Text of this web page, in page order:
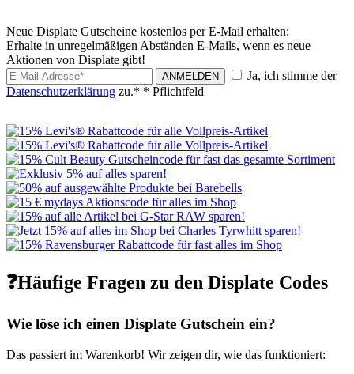
Neue Displate Gutscheine kostenlos per E-Mail erhalten:
Erhalte in unregelmäßigen Abständen E-Mails, wenn es neue
Aktionen von Displate gibt!
ANMELDEN
Ja, ich stimme der
Datenschutzerklärung zu.* * Pflichtfeld
❓Häufige Fragen zu den Displate Codes
Wie löse ich einen Displate Gutschein ein?
Das passiert im Warenkorb! Wir zeigen dir, wie das funktioniert: